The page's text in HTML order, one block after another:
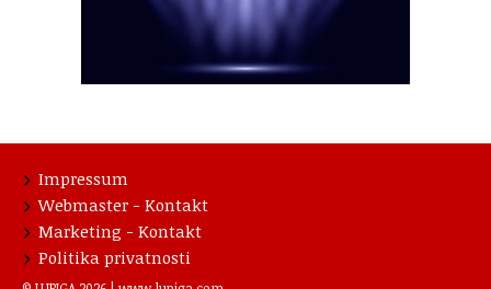
Impressum
Webmaster - Kontakt
Marketing - Kontakt
Politika privatnosti